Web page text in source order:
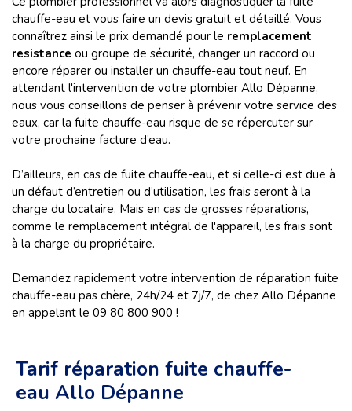
chauffe-eau et vous faire un devis gratuit et détaillé. Vous
connaîtrez ainsi le prix demandé pour le remplacement
resistance ou groupe de sécurité, changer un raccord ou
encore réparer ou installer un chauffe-eau tout neuf. En
attendant l'intervention de votre plombier Allo Dépanne,
nous vous conseillons de penser à prévenir votre service des
eaux, car la fuite chauffe-eau risque de se répercuter sur
votre prochaine facture d’eau.
D’ailleurs, en cas de fuite chauffe-eau, et si celle-ci est due à
un défaut d’entretien ou d’utilisation, les frais seront à la
charge du locataire. Mais en cas de grosses réparations,
comme le remplacement intégral de l'appareil, les frais sont
à la charge du propriétaire.
Demandez rapidement votre intervention de réparation fuite
chauffe-eau pas chère, 24h/24 et 7j/7, de chez Allo Dépanne
en appelant le 09 80 800 900 !
Tarif réparation fuite chauffe-
eau Allo Dépanne